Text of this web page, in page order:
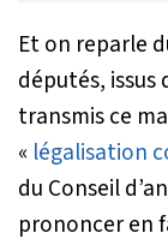
Et on reparle
députés,
transmis ce
« légalisation
du Conseil
prononcer en